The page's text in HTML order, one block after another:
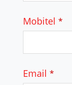
Mobitel *
Email *